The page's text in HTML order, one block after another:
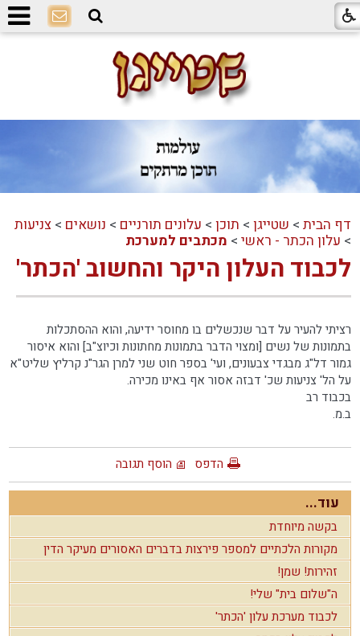
דף הבית > שטייגן > תוכן > עלונים תורניים > נושאים >צניעות
> עלון הכתר - ראשי > מכתבים למערכת
לכבוד העלון היקר והחשוב 'הכתר'
רציתי להעיר על דבר שנכשלים בו מחוסר ידיעה, והוא ההסתכלות
בתמונות של נשים [ומצוי הדבר בתמונות מחתונות וכיוצ"ב] והוא איסור
גמור דל"ג מבגדי צבעונים, ועי' בספר חוט שני למרן הגר"נ קרליץ שליט"א
על הל' צניעות שכ' דבזה אסור אף באינו מכירה.
בכבוד רב
ב.מ.
הדפס הוסף תגובה
עוד...
בקשה מיוחדת
מקורות הלכתיים למספר פירצות בדברים האסורים מעיקר הדין
זהירות! שמן!
ה"שלום בית" שלי!
לכבוד מערכת עלון 'הכתר'